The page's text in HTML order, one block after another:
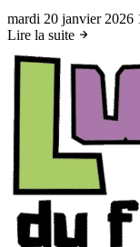
mardi 20 janvier 2026
Lire la suite